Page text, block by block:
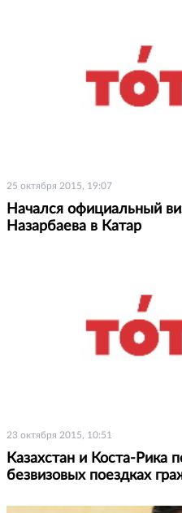
25 октября 2015, 19:07
Начался официальный
Назарбаева в Катар
23 октября 2015, 10:51
Казахстан и Коста-Рика
безвизовых поездках